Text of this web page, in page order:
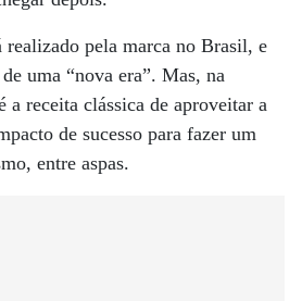
pela marca no Brasil, e
uma “nova era”. Mas, na
a receita clássica de aproveitar a
de sucesso para fazer um
entre aspas.